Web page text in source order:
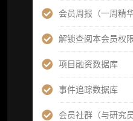
会员周报（一周精
解锁查阅本会员权
项目融资数据库
事件追踪数据库
会员社群（与研究
立
机构高级
获得专业团